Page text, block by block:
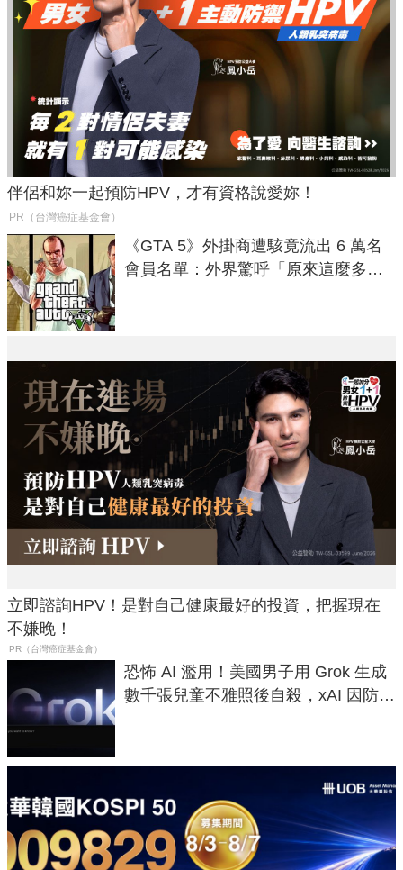
伴侶和妳一起預防HPV，才有資格說愛妳！
PR（台灣癌症基金會）
《GTA 5》外掛商遭駭竟流出 6 萬名
會員名單：外界驚呼「原來這麼多人
立即諮詢HPV！是對自己健康最好的投資，把握現在
不嫌晚！
PR（台灣癌症基金會）
恐怖 AI 濫用！美國男子用 Grok 生成
數千張兒童不雅照後自殺，xAI 因防護